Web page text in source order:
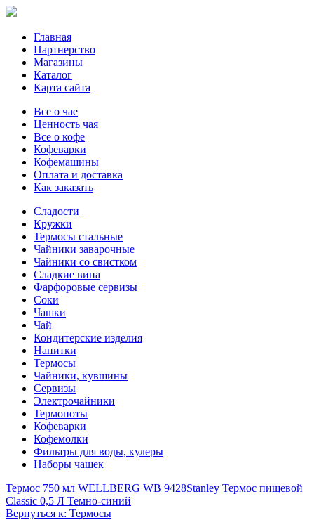
Главная
Партнерство
Магазины
Каталог
Карта сайта
Все о чае
Ценность чая
Все о кофе
Кофеварки
Кофемашины
Оплата и доставка
Как заказать
Сладости
Кружки
Термосы стальные
Чайники заварочные
Чайники со свистком
Сладкие вина
Фарфоровые сервизы
Соки
Чашки
Чай
Кондитерские изделия
Напитки
Термосы
Чайники, кувшины
Сервизы
Электрочайники
Термопоты
Кофеварки
Кофемолки
Фильтры для воды, кулеры
Наборы чашек
Термос 750 мл WELLBERG WB 9428Stanley Термос пищевой
Classic 0,5 Л Темно-синий
Вернуться к: Термосы